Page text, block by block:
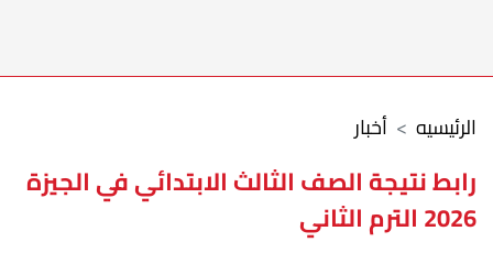
أخبار الرئيسيه
رابط نتيجة الصف الثالث الابتدائي في الجيزة
2026 الترم الثاني